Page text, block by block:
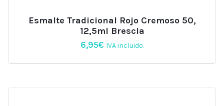
Esmalte Tradicional Rojo Cremoso 50,
12,5ml Brescia
6,95€ IVA incluido.